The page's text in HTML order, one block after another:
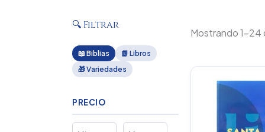
🔍 Filtrar
📖 Biblias
📗 Libros
🎁 Variedades
PRECIO
Mostrando